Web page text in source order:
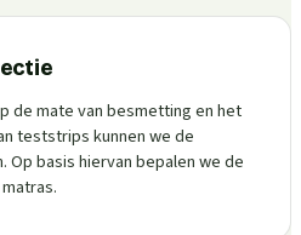
de mate van besmetting en het
teststrips kunnen we de
basis hiervan bepalen we de